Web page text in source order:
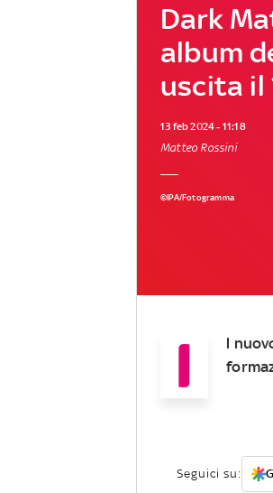
Dark
album
uscita il
13 feb 2024 - 11:18
Matteo Rossini
©IPA/Fotogramma
I l
Seguici su: